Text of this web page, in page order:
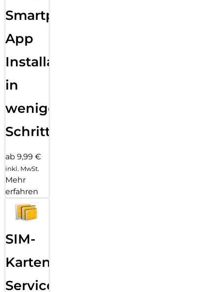
Smartphone
App
Installation
in
wenigen
Schritten
ab 9,99 €
inkl. MwSt.
Mehr
erfahren
SIM-
Karten
Service: